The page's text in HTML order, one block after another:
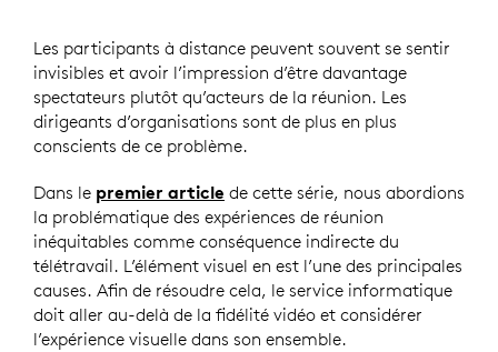
Les participants à distance peuvent souvent se sentir
invisibles et avoir l’impression d’être davantage
spectateurs plutôt qu’acteurs de la réunion. Les
dirigeants d’organisations sont de plus en plus
conscients de ce problème.
Dans le premier article de cette série, nous abordions
la problématique des expériences de réunion
inéquitables comme conséquence indirecte du
télétravail. L’élément visuel en est l’une des principales
causes. Afin de résoudre cela, le service informatique
doit aller au-delà de la fidélité vidéo et considérer
l’expérience visuelle dans son ensemble.